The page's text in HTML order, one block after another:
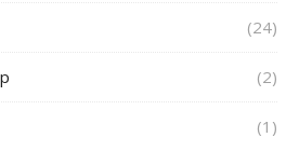
(24)
(2)
(1)